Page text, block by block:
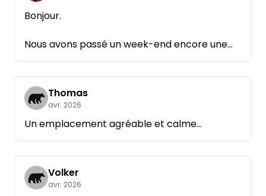
Bonjour.
Nous avons passé un week-end encore une
fois très agréable et détendu chez Andreas.
C'est un hôte très expérimenté et
sympathique.
Thomas
avr. 2026
Un emplacement agréable et calme...
Volker
avr. 2026